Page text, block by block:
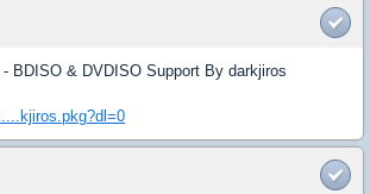
- BDISO & DVDISO Support By darkjiros